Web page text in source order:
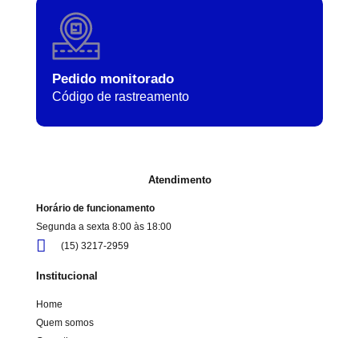
Pedido monitorado
Código de rastreamento
Atendimento
Horário de funcionamento
Segunda a sexta 8:00 às 18:00
(15) 3217-2959
Institucional
Home
Quem somos